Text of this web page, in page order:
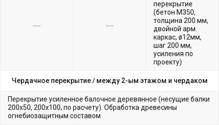
перекрытие
(бетон М350,
толщина 200 мм,
двойной арм.
каркас, ø12мм,
шаг 200 мм,
усиления по
проекту)
Чердачное перекрытие / между 2-ым этажом и чердаком
Перекрытие усиленное балочное деревянное (несущие балки
200х50, 200х100, по расчету). Обработка древесины
огнебиозащитным составом